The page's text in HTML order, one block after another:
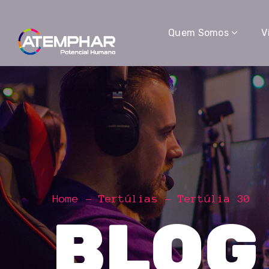
Quem Somos
Home Tertúlias Tertúlia 30
BLOG